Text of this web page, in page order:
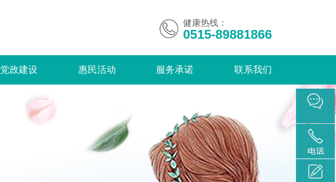
健康热线：
0515-89881866
党政建设 惠民活动 服务承诺 联系我们